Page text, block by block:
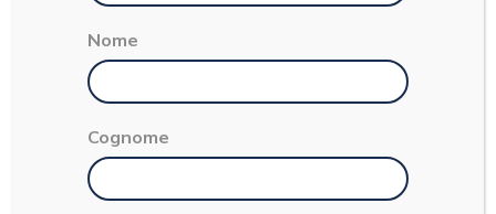
Torna indietro
Nome
Cognome